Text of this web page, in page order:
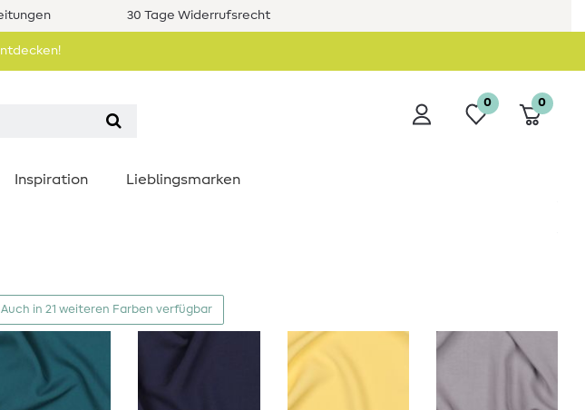
30 Tage Widerrufsrecht
0 0
Inspiration Lieblingsmarken
Auch in 21 weiteren Farben verfügbar